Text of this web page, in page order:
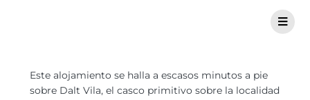
Este alojamiento se halla a escasos minutos a pie
sobre Dalt Vila, el casco primitivo sobre la localidad